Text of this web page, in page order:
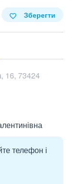
Зберегти
16, 73424
телефон і